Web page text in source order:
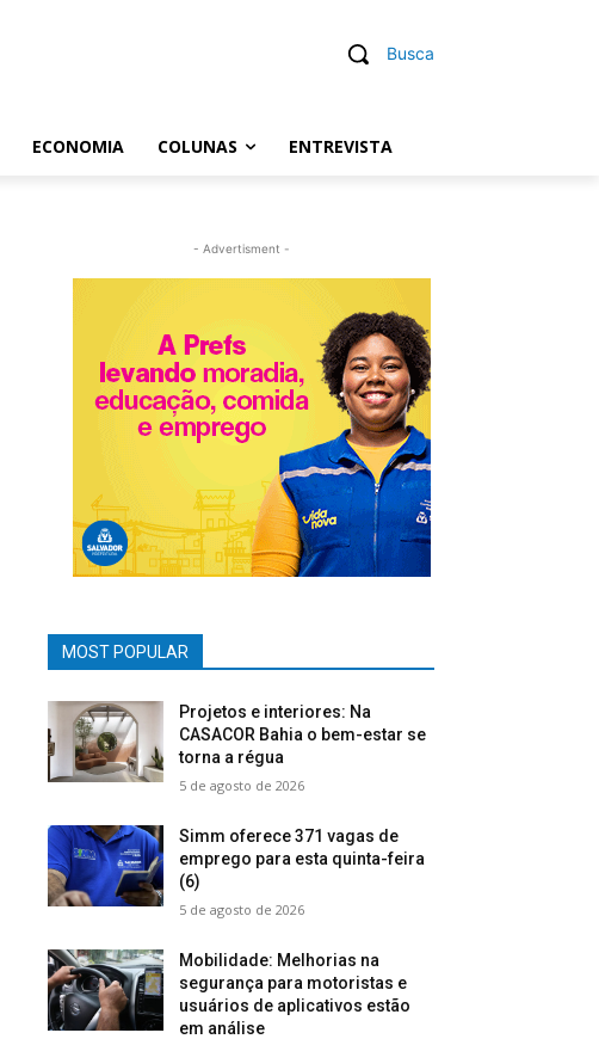
Busca
ECONOMIA COLUNAS ENTREVISTA
- Advertisment -
MOST POPULAR
Projetos e interiores: Na
CASACOR Bahia o bem-estar se
torna a régua
5 de agosto de 2026
Simm oferece 371 vagas de
emprego para esta quinta-feira
(6)
5 de agosto de 2026
Mobilidade: Melhorias na
segurança para motoristas e
usuários de aplicativos estão
em análise